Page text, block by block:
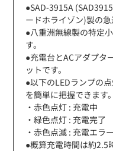
●SAD-3915A
ードホライゾン)製の急
●八重洲無線製の特定
す。
●充電台とACアダプタ
ットです。
●以下のLEDランプの
を簡単に把握できます。
・赤色点灯 : 充電中
・緑色点灯 : 充電完了
・赤色点滅 : 充電エラー
●概算充電時間は約2.5